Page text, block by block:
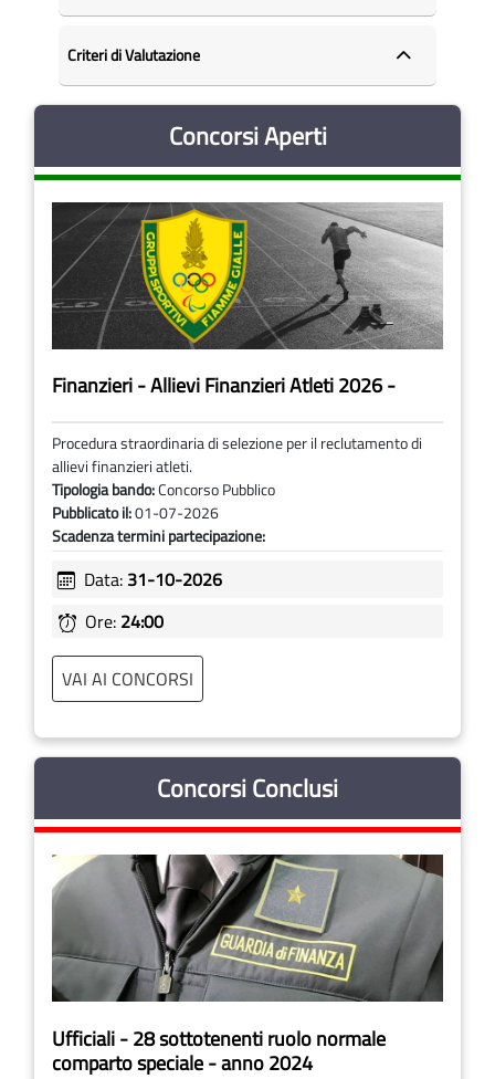
Criteri di Valutazione
Concorsi Aperti
Finanzieri - Allievi Finanzieri Atleti 2026 -
Procedura straordinaria di selezione per il reclutamento di
allievi finanzieri atleti.
Tipologia bando:Concorso Pubblico
Pubblicato il:01-07-2026
Scadenza termini partecipazione:
Data: 31-10-2026
Ore: 24:00
VAI AI CONCORSI
Concorsi Conclusi
Ufficiali - 28 sottotenenti ruolo normale
comparto speciale - anno 2024